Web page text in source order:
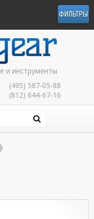
ФИЛЬТРЫ
и инструменты
(495) 587-05-88
(812) 644-67-16